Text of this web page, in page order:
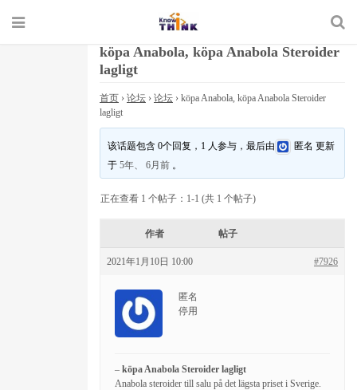
köpa Anabola, köpa Anabola Steroider
lagligt
首页 › 论坛 › 论坛 › köpa Anabola, köpa Anabola Steroider
lagligt
该话题包含 0个回复，1 人参与，最后由 匿名 更新
于5年、 6月前 。
正在查看 1 个帖子：1-1 (共 1 个帖子)
作者 帖子
2021年1月10日 10:00 #7926
匿名
停用
– köpa Anabola Steroider lagligt
Anabola steroider till salu på det lägsta priset i Sverige.